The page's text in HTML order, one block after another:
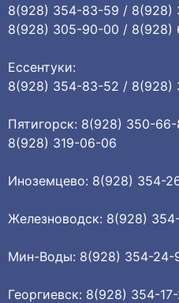
8(928) 354-83-59 / 8(928)
8(928) 305-90-00 / 8(928)
Ессентуки:
8(928) 354-83-52 / 8(928)
Пятигорск: 8(928) 350-
8(928) 319-06-06
Иноземцево: 8(928) 354-
Железноводск: 8(928)
Мин-Воды: 8(928) 354-24-
Георгиевск: 8(928) 354-